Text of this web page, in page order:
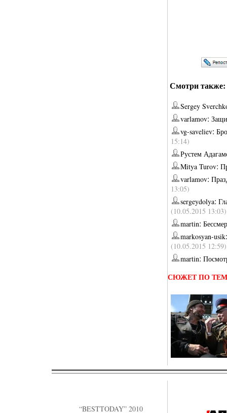
Смотри также:
Sergey
varlamov:
vg-saveliev:
15:14)
Рустем
Mitya Turov:
varlamov:
13:05)
sergeydolya:
(10.05.2015 13:03)
martin:
markosyan-usik
(10.05.2015 12:59)
martin:
СЮЖЕТ ПО
“BESTTODAY” 2010